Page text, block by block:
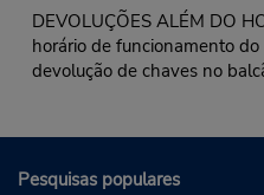
DEVOLUÇÕES ALÉM DO
horário de funcionamento
devolução de chaves no
Pesquisas populares